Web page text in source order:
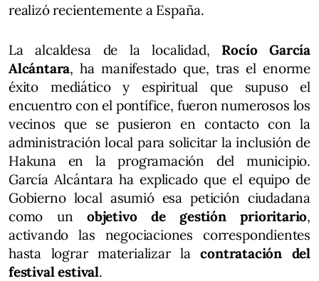
realizó recientemente a España.
La alcaldesa de la localidad, Rocío García
Alcántara, ha manifestado que, tras el enorme
éxito mediático y espiritual que supuso el
encuentro con el pontífice, fueron numerosos los
vecinos que se pusieron en contacto con la
administración local para solicitar la inclusión de
Hakuna en la programación del municipio.
García Alcántara ha explicado que el equipo de
Gobierno local asumió esa petición ciudadana
como un objetivo de gestión prioritario,
activando las negociaciones correspondientes
hasta lograr materializar lacontratación del
festival estival.